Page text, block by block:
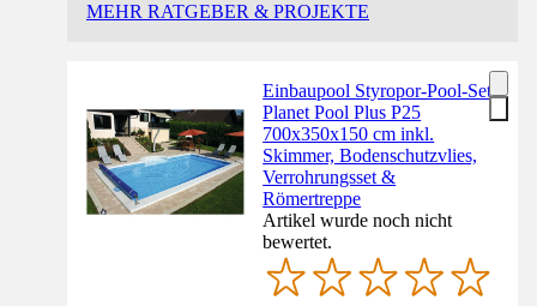
MEHR RATGEBER & PROJEKTE
Einbaupool Styropor-Pool-Set
Planet Pool Plus P25
700x350x150 cm inkl.
Skimmer, Bodenschutzvlies,
Verrohrungsset &
Römertreppe
Artikel wurde noch nicht
bewertet.